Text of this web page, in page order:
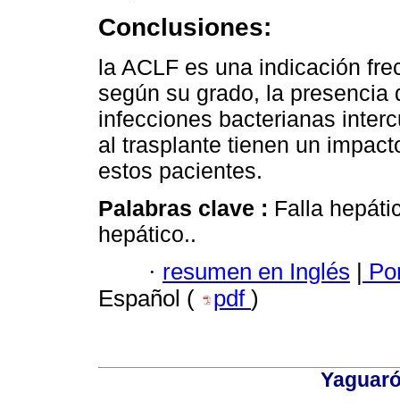
Conclusiones:
la ACLF es una indicación
según su grado, la
infecciones bacterianas
al trasplante tienen un
estos pacientes.
Palabras clave : Falla
hepático..
· resumen en Inglés
Español (
pdf )